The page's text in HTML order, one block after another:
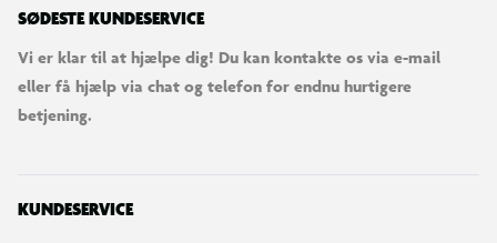
SØDESTE KUNDESERVICE
Vi er klar til at hjælpe dig! Du kan kontakte os via e-mail
eller få hjælp via chat og telefon for endnu hurtigere
betjening.
KUNDESERVICE